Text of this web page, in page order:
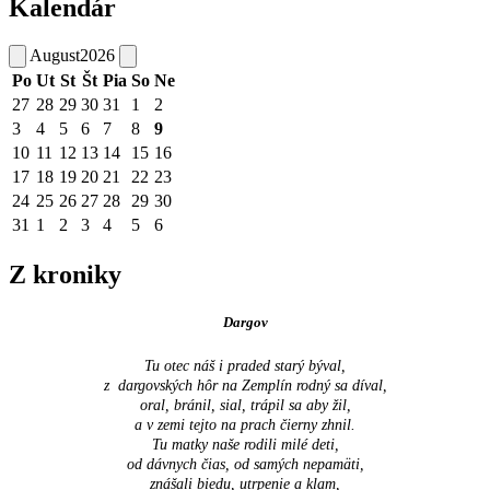
Kalendár
August2026
Po Ut St Št Pia So Ne
27 28 29 30 31 1
2
3
4 5 6 7 8
9
10 11 12 13 14 15 16
17 18 19 20 21 22 23
24 25 26 27 28 29 30
31 1 2 3 4 5 6
Z kroniky
Dargov
Tu otec náš i praded starý býval,
z dargovských hôr na Zemplín rodný sa díval,
oral, bránil, sial, trápil sa aby žil,
a v zemi tejto na prach čierny zhnil.
Tu matky naše rodili milé deti,
od dávnych čias, od samých nepamäti,
znášali biedu, utrpenie a klam,